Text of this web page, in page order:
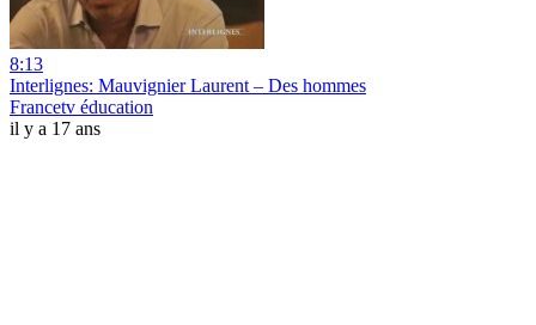
8:13
Interlignes: Mauvignier Laurent – Des hommes
Francetv éducation
il y a 17 ans